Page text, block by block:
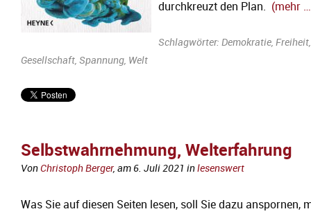
durchkreuzt den Plan. (mehr
Schlagwörter: Demokratie, Freiheit,
Gesellschaft, Spannung, Welt
Selbstwahrnehmung, Welterfahrung
VonChristoph Berger, am 6. Juli 2021 inlesenswert
Was Sie auf diesen Seiten lesen, soll Sie dazu anspornen,